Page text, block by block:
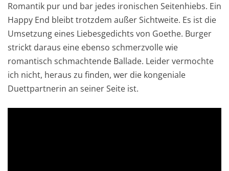
Romantik pur und bar jedes ironischen Seitenhiebs. Ein
Happy End bleibt trotzdem außer Sichtweite. Es ist die
Umsetzung eines Liebesgedichts von Goethe. Burger
strickt daraus eine ebenso schmerzvolle wie
romantisch schmachtende Ballade. Leider vermochte
ich nicht, heraus zu finden, wer die kongeniale
Duettpartnerin an seiner Seite ist.